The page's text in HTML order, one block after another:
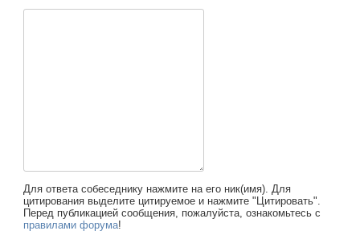
Для ответа собеседнику нажмите на его ник(имя). Для
цитирования выделите цитируемое и нажмите "Цитировать".
Перед публикацией сообщения, пожалуйста, ознакомьтесь с
правилами форума!